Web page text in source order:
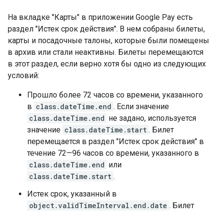
На вкладке "Карты" в приложении Google Pay есть
раздел "Истек срок действия". В нем собраны билеты,
карты и посадочные талоны, которые были помещены
в архив или стали неактивны. Билеты перемещаются
в этот раздел, если верно хотя бы одно из следующих
условий:
Прошло более 72 часов со времени, указанного
в class.dateTime.end . Если значение
class.dateTime.end не задано, используется
значение class.dateTime.start . Билет
перемещается в раздел "Истек срок действия" в
течение 72—96 часов со времени, указанного в
class.dateTime.end или
class.dateTime.start .
Истек срок, указанный в
object.validTimeInterval.end.date . Билет